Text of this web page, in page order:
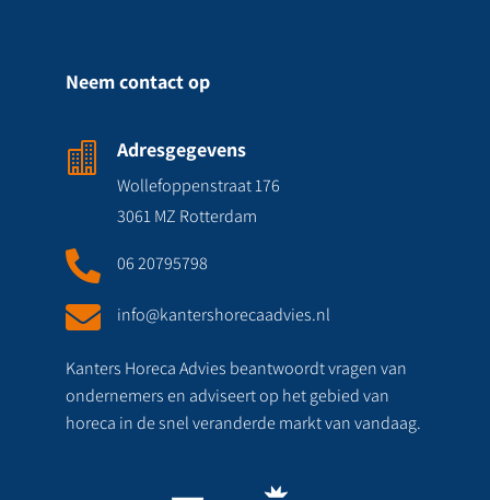
Neem contact op
 Adresgegevens
Wollefoppenstraat 176
3061 MZ Rotterdam
 06 20795798
 info@kantershorecaadvies.nl
Kanters Horeca Advies beantwoordt vragen van
ondernemers en adviseert op het gebied van
horeca in de snel veranderde markt van vandaag.